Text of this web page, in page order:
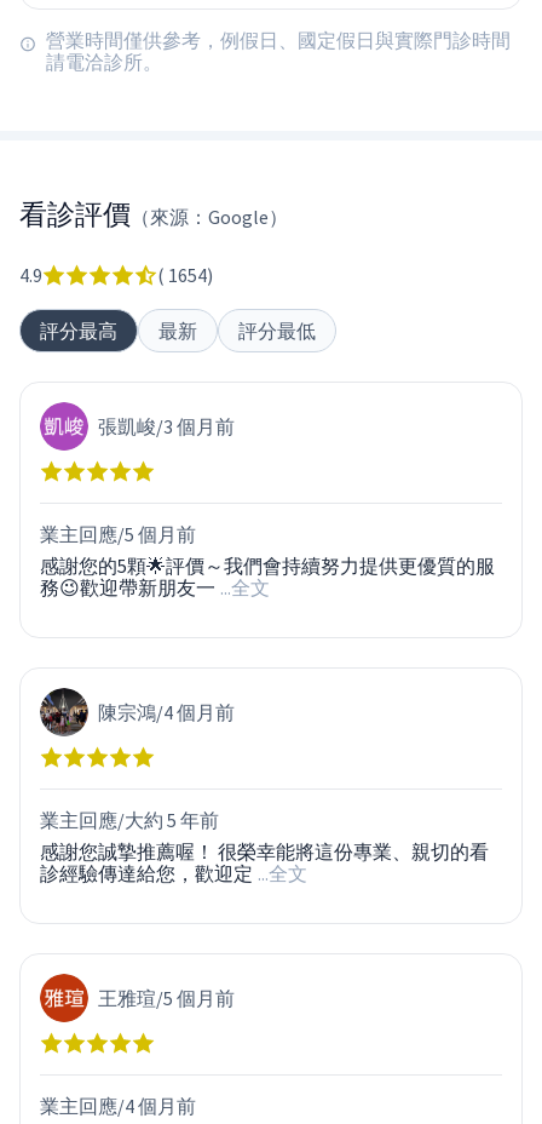
營業時間僅供參考，例假日、國定假日與實際門診時間
請電洽診所。
看診評價 （來源：Google）
4.9 ( 1654)
評分最高 最新 評分最低
張凱峻/3 個月前
業主回應/5 個月前
感謝您的5顆🌟評價～我們會持續努力提供更優質的服
務😉歡迎帶新朋友一 ...全文
陳宗鴻/4 個月前
業主回應/大約 5 年前
感謝您誠摯推薦喔！ 很榮幸能將這份專業、親切的看
診經驗傳達給您，歡迎定 ...全文
王雅瑄/5 個月前
業主回應/4 個月前